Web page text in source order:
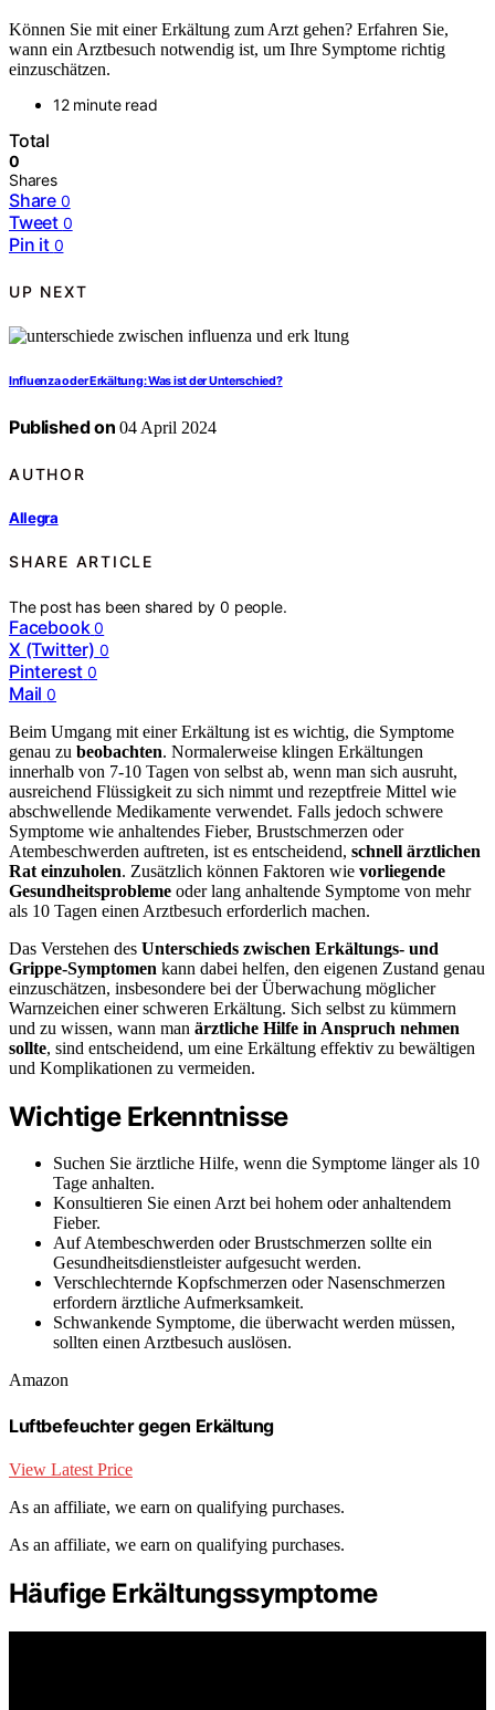
Können Sie mit einer Erkältung zum Arzt gehen? Erfahren Sie,
wann ein Arztbesuch notwendig ist, um Ihre Symptome richtig
einzuschätzen.
12 minute read
Total
0
Shares
Share 0
Tweet 0
Pin it 0
UP NEXT
Influenza oder Erkältung: Was ist der Unterschied?
Published on 04 April 2024
AUTHOR
Allegra
SHARE ARTICLE
The post has been shared by0 people.
Facebook 0
X (Twitter) 0
Pinterest 0
Mail 0
Beim Umgang mit einer Erkältung ist es wichtig, die Symptome
genau zu beobachten. Normalerweise klingen Erkältungen
innerhalb von 7-10 Tagen von selbst ab, wenn man sich ausruht,
ausreichend Flüssigkeit zu sich nimmt und rezeptfreie Mittel wie
abschwellende Medikamente verwendet. Falls jedoch schwere
Symptome wie anhaltendes Fieber, Brustschmerzen oder
Atembeschwerden auftreten, ist es entscheidend, schnell ärztlichen
Rat einzuholen. Zusätzlich können Faktoren wie vorliegende
Gesundheitsprobleme oder lang anhaltende Symptome von mehr
als 10 Tagen einen Arztbesuch erforderlich machen.
Das Verstehen des Unterschieds zwischen Erkältungs- und
Grippe-Symptomen kann dabei helfen, den eigenen Zustand genau
einzuschätzen, insbesondere bei der Überwachung möglicher
Warnzeichen einer schweren Erkältung. Sich selbst zu kümmern
und zu wissen, wann man ärztliche Hilfe in Anspruch nehmen
sollte, sind entscheidend, um eine Erkältung effektiv zu bewältigen
und Komplikationen zu vermeiden.
Wichtige Erkenntnisse
Suchen Sie ärztliche Hilfe, wenn die Symptome länger als 10
Tage anhalten.
Konsultieren Sie einen Arzt bei hohem oder anhaltendem
Fieber.
Auf Atembeschwerden oder Brustschmerzen sollte ein
Gesundheitsdienstleister aufgesucht werden.
Verschlechternde Kopfschmerzen oder Nasenschmerzen
erfordern ärztliche Aufmerksamkeit.
Schwankende Symptome, die überwacht werden müssen,
sollten einen Arztbesuch auslösen.
Amazon
Luftbefeuchter gegen Erkältung
View Latest Price
As an affiliate, we earn on qualifying purchases.
As an affiliate, we earn on qualifying purchases.
Häufige Erkältungssymptome